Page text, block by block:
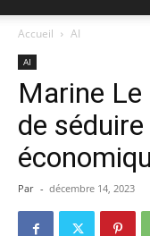
Accueil AI
AI
Marine Le
de
Par - décembre 14, 2023